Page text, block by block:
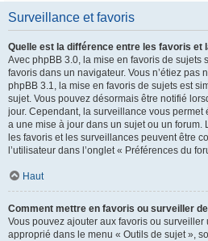
Surveillance et favoris
Quelle est la différence entre les favoris et
Avec phpBB 3.0, la mise en favoris de sujets
favoris dans un navigateur. Vous n’étiez pas
phpBB 3.1, la mise en favoris de sujets est
sujet. Vous pouvez désormais être notifié
jour. Cependant, la surveillance vous permet
a une mise à jour dans un sujet ou un forum.
les favoris et les surveillances peuvent être
l’utilisateur dans l’onglet « Préférences du
Haut
Comment mettre en favoris ou surveiller
Vous pouvez ajouter aux favoris ou
approprié dans le menu « Outils de sujet »,